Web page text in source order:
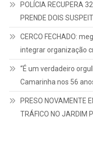
POLÍCIA RECUPERA
PRENDE DOIS
CERCO FECHADO:
integrar organização
“É um verdadeiro
Camarinha nos 56
PRESO NOVAMENTE
TRÁFICO NO JARDIM